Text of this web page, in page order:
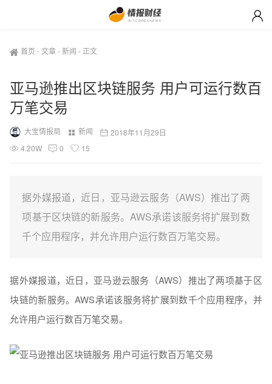
首页 -文章-新闻 - 正文
亚马逊推出区块链服务 用户可运行数百
万笔交易
大宝情报局 新闻
2018年11月29日
4.20W
0 15
据外媒报道，近日，亚马逊云服务（AWS）推出了两
项基于区块链的新服务。AWS承诺该服务将扩展到数
千个应用程序，并允许用户运行数百万笔交易。
据外媒报道，近日，亚马逊云服务（AWS）推出了两项基于区
块链的新服务。AWS承诺该服务将扩展到数千个应用程序，并
允许用户运行数百万笔交易。